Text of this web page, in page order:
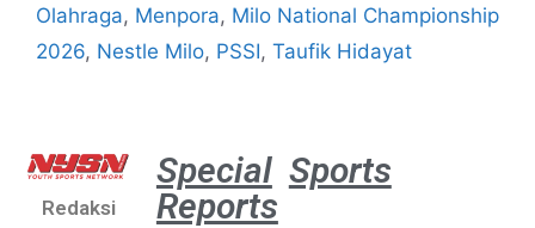
Olahraga, Menpora, Milo National Championship
2026, Nestle Milo, PSSI, Taufik Hidayat
Redaksi
Special
Reports
Sports